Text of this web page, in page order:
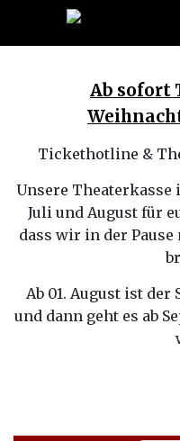
Ab sofort
Tickethotline &
Unsere Theaterkasse
Juli und August für
dass wir in der
Ab 01. August ist
und dann geht es ab